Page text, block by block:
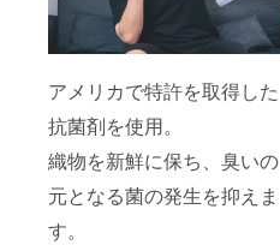
アメリカで特許を取得した
抗菌剤を使用。
織物を新鮮に保ち、臭いの
元となる菌の発生を抑えま
す。